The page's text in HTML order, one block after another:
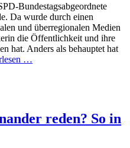
Bundestagsabgeordnete
Da wurde durch einen
und überregionalen Medien
die Öffentlichkeit und ihre
hat. Anders als behauptet hat
…
reden? So in